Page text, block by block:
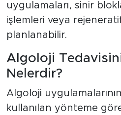
uygulamaları, sinir
işlemleri veya
planlanabilir.
Algoloji
Nelerdir?
Algoloji
kullanılan yönteme